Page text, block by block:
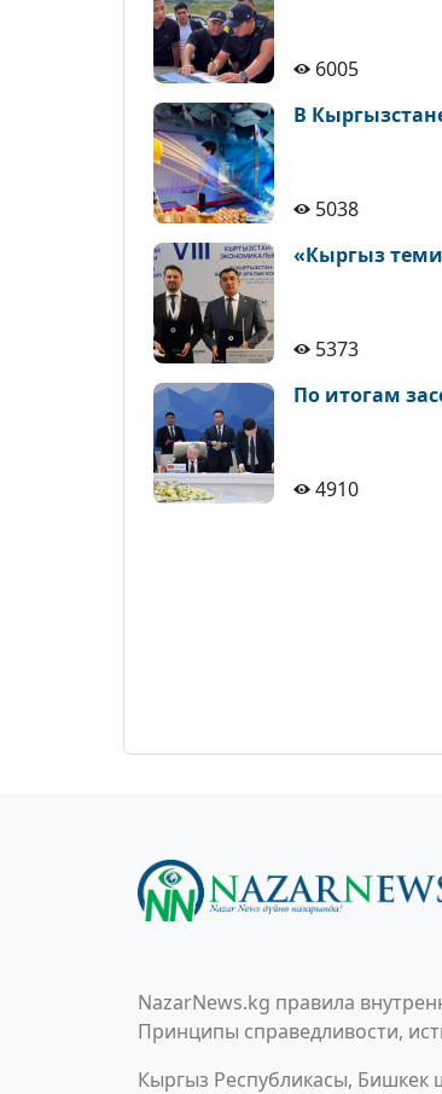
6005
В
5038
«Кыргыз
5373
По итогам
4910
NazarNews.kg правила
Принципы справедливости,
Кыргыз Республикасы, Бишкек